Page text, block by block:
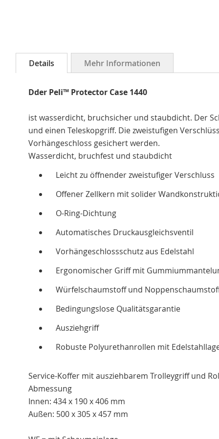
Details
Dder Peli™ Protector Case 1440
ist wasserdicht, bruchsicher und staubdicht. Der
und einen Teleskopgriff. Die zweistufigen
Vorhängeschloss gesichert werden.
Wasserdicht, bruchfest und staubdicht
Leicht zu öffnender zweistufiger Verschluss
Offener Zellkern mit solider
O-Ring-Dichtung
Automatisches Druckausgleichsventil
Vorhängeschlossschutz aus Edelstahl
Ergonomischer Griff mit
Würfelschaumstoff und
Bedingungslose Qualitätsgarantie
Ausziehgriff
Robuste Polyurethanrollen mit
Service-Koffer mit ausziehbarem Trolleygriff und
Abmessung
Innen: 434 x 190 x 406 mm
Außen: 500 x 305 x 457 mm
Mehr Informationen